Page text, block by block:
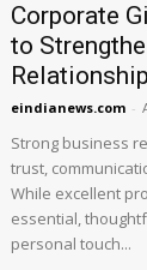
Corporate
to
eindianews.com -
Strong business
trust,
While excellent
essential,
personal touch...